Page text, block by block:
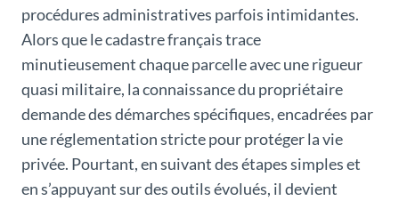
procédures administratives parfois intimidantes.
Alors que le cadastre français trace
minutieusement chaque parcelle avec une rigueur
quasi militaire, la connaissance du propriétaire
demande des démarches spécifiques, encadrées par
une réglementation stricte pour protéger la vie
privée. Pourtant, en suivant des étapes simples et
en s’appuyant sur des outils évolués, il devient